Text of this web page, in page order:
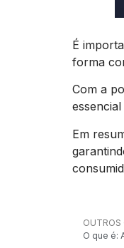
É
forma
Com a
Em
OUTROS
O que é: